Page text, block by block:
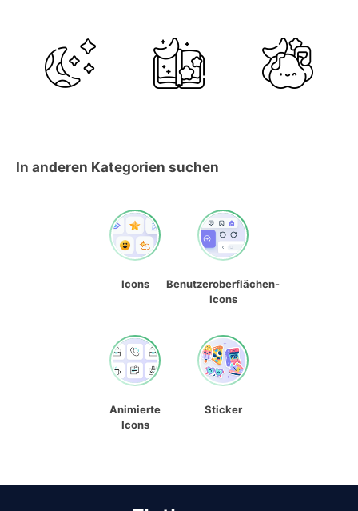
In anderen Kategorien suchen
Icons
Benutzeroberflächen-
Icons
Animierte
Icons
Sticker